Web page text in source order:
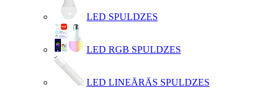
LED SPULDZES
LED RGB SPULDZES
LED LINEĀRĀS SPULDZES